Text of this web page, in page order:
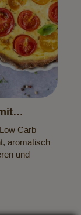
Carb
aromatisch
und